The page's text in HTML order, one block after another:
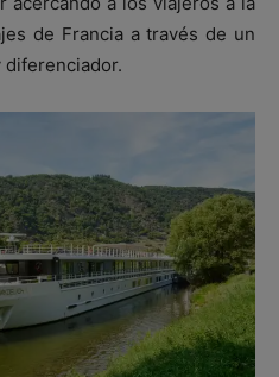
de Francia a través de un